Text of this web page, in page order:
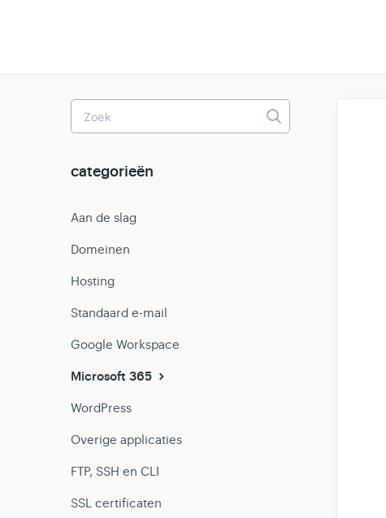
Toggle
Search
categorieën
Aan de slag
Domeinen
Hosting
Standaard e-mail
Google Workspace
Microsoft 365
WordPress
Overige applicaties
FTP, SSH en CLI
SSL certificaten